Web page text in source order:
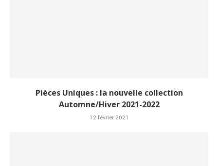
Pièces Uniques : la nouvelle collection
Automne/Hiver 2021-2022
12 février 2021